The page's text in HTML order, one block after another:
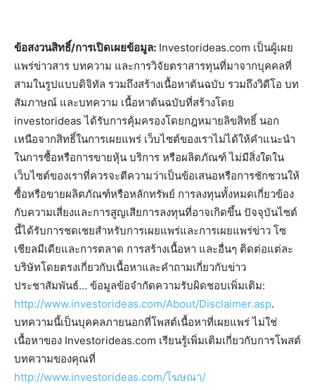
ข้อสงวนสิทธิ์/การเปิดเผยข้อมูล: Investorideas.com เป็นผู้เผย
แพร่ข่าวสาร บทความ และการวิจัยตราสารทุนที่มาจากบุคคลที่
สามในรูปแบบดิจิทัล รวมถึงสร้างเนื้อหาต้นฉบับ รวมถึงวิดีโอ บท
สัมภาษณ์ และบทความ เนื้อหาต้นฉบับที่สร้างโดย
investorideas ได้รับการคุ้มครองโดยกฎหมายลิขสิทธิ์ นอก
เหนือจากสิทธิ์ในการเผยแพร่ เว็บไซต์ของเราไม่ได้ให้คำแนะนำ
ในการซื้อหรือการขายหุ้น บริการ หรือผลิตภัณฑ์ ไม่มีสิ่งใดใน
เว็บไซต์ของเราที่ควรจะตีความว่าเป็นข้อเสนอหรือการชักชวนให้
ซื้อหรือขายผลิตภัณฑ์หรือหลักทรัพย์ การลงทุนทั้งหมดเกี่ยวข้อง
กับความเสี่ยงและการสูญเสียการลงทุนที่อาจเกิดขึ้น ปัจจุบันไซต์
นี้ได้รับการชดเชยสำหรับการเผยแพร่และการเผยแพร่ข่าว โซ
เชียลมีเดียและการตลาด การสร้างเนื้อหา และอื่นๆ ติดต่อแต่ละ
บริษัทโดยตรงเกี่ยวกับเนื้อหาและคำถามเกี่ยวกับข่าว
ประชาสัมพันธ์… ข้อมูลข้อจำกัดความรับผิดชอบเพิ่มเติม:
http://www.investorideas.com/About/Disclaimer.asp.
บทความนี้เป็นบุคคลภายนอกที่โพสต์เนื้อหาที่เผยแพร่ ไม่ใช่
เนื้อหาของ Investorideas.com เรียนรู้เพิ่มเติมเกี่ยวกับการโพสต์
บทความของคุณที่
http://www.investorideas.com/โฆษณา/